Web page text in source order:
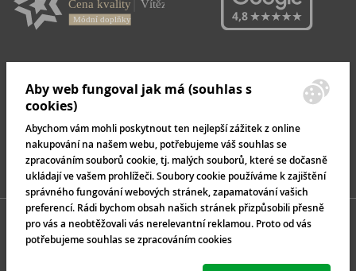
Aby web fungoval jak má (souhlas s
cookies)
Abychom vám mohli poskytnout ten nejlepší zážitek z online
nakupování na našem webu, potřebujeme váš souhlas se
zpracováním souborů cookie, tj. malých souborů, které se dočasně
ukládají ve vašem prohlížeči. Soubory cookie používáme k zajištění
správného fungování webových stránek, zapamatování vašich
preferencí. Rádi bychom obsah našich stránek přizpůsobili přesně
pro vás a neobtěžovali vás nerelevantní reklamou. Proto od vás
potřebujeme souhlas se zpracováním cookies